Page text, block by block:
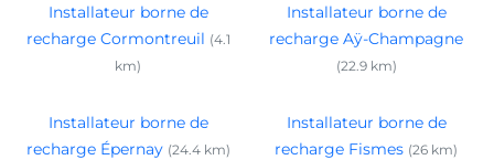
Installateur borne de
recharge Cormontreuil (4.1
km)
Installateur borne de
recharge Aÿ-Champagne
(22.9 km)
Installateur borne de
recharge Épernay (24.4 km)
Installateur borne de
recharge Fismes (26 km)